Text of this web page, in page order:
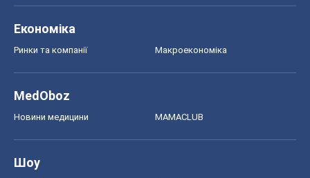
Економіка
Ринки та компанії Макроекономіка
MedOboz
Новини медицини MAMACLUB
Шоу